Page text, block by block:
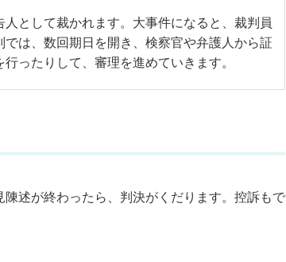
として裁かれます。大事件になると、裁判員
は、数回期日を開き、検察官や弁護人から証
ったりして、審理を進めていきます。
述が終わったら、判決がくだります。控訴もで